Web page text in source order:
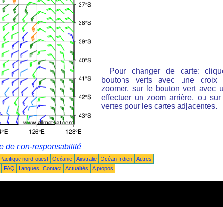
Pour changer de carte:
boutons verts avec une croix
zoomer, sur le bouton vert avec
effectuer un zoom arrière, ou
vertes pour les cartes adjacentes.
de non-responsabilité
Pacifique nord-ouest Océanie Australie Océan Indien
Autres
FAQ Langues Contact Actualités A propos